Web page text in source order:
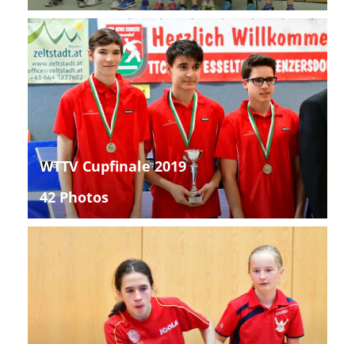
WTTV Cupfinale 2019
42 Photos